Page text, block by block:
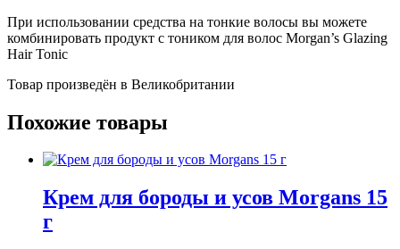
При использовании средства на тонкие волосы вы можете
комбинировать продукт с тоником для волос Morgan’s Glazing
Hair Tonic
Товар произведён в Великобритании
Похожие товары
Крем для бороды и усов Morgans 15
г